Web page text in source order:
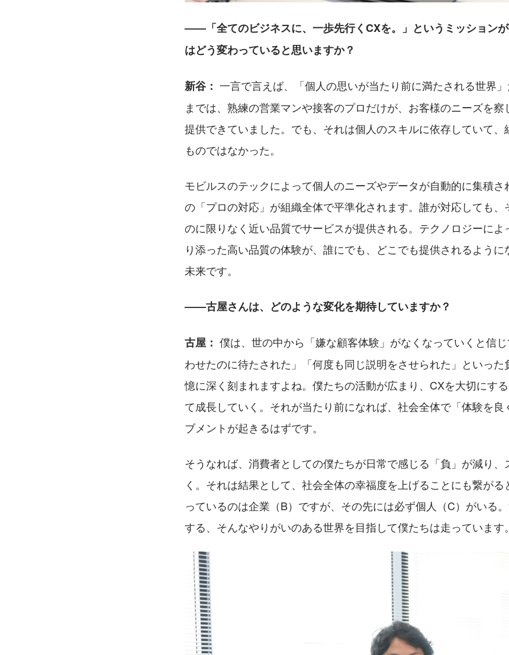
——「全てのビジネスに、一歩先行くCXを。」というミッション
はどう変わっていると思いますか？
新谷： 一言で言えば、「個人の思いが当たり前に満たされる世界
までは、熟練の営業マンや接客のプロだけが、お客様のニーズを
提供できていました。でも、それは個人のスキルに依存していて、
ものではなかった。
モビルスのテックによって個人のニーズやデータが自動的に集積
の「プロの対応」が組織全体で平準化されます。誰が対応しても、
のに限りなく近い品質でサービスが提供される。テクノロジーに
り添った高い品質の体験が、誰にでも、どこでも提供されるように
未来です。
——古屋さんは、どのような変化を期待していますか？
古屋： 僕は、世の中から「嫌な顧客体験」がなくなっていくと信
わせたのに待たされた」「何度も同じ説明をさせられた」といっ
憶に深く刻まれますよね。僕たちの活動が広まり、CXを大切にす
て成長していく。それが当たり前になれば、社会全体で「体験を
ブメントが起きるはずです。
そうなれば、消費者としての僕たちが日常で感じる「負」が減り、
く。それは結果として、社会全体の幸福度を上げることにも繋が
っているのは企業（B）ですが、その先には必ず個人（C）がいる
する、そんなやりがいのある世界を目指して僕たちは走っています。